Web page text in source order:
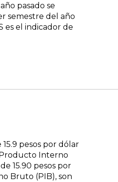
pasado se
semestre del año
es el indicador de
pesos por dólar
Interno
15.90 pesos por
Bruto (PIB), son